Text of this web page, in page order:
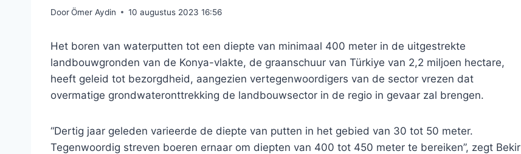
DoorÖmer Aydin 10 augustus 2023 16:56
Het boren van waterputten tot een diepte van minimaal 400 meter in de uitgestrekte
landbouwgronden van de Konya-vlakte, de graanschuur van Türkiye van 2,2 miljoen hectare,
heeft geleid tot bezorgdheid, aangezien vertegenwoordigers van de sector vrezen dat
overmatige grondwateronttrekking de landbouwsector in de regio in gevaar zal brengen.
“Dertig jaar geleden varieerde de diepte van putten in het gebied van 30 tot 50 meter.
Tegenwoordig streven boeren ernaar om diepten van 400 tot 450 meter te bereiken”, zegt Bekir